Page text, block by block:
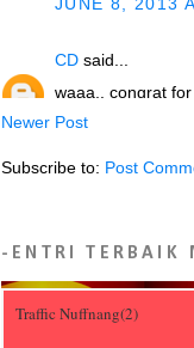
JUNE 8, 2013
CD said...
waaa.. congrat
JUNE 8, 2013
JUNE 8, 2013
Newer Post
Subscribe to: Post
-ENTRI TERBAIK
Traffic Nuffnang(2)